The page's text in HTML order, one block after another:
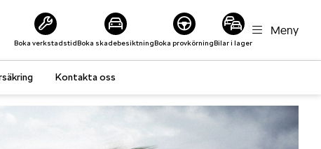
Boka verkstadstidBoka skadebesiktningBoka provkörningBilar i lager
Meny
Kontakta oss